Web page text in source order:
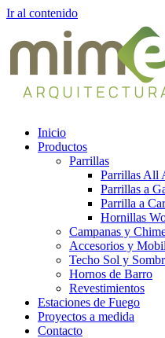
Ir al contenido
Inicio
Productos
Parrillas
Parrillas All
Parrillas a
Parrilla a
Hornillas
Campanas y
Accesorios y
Techo Sol y
Hornos de Barro
Revestimientos
Estaciones de Fuego
Proyectos a medida
Contacto